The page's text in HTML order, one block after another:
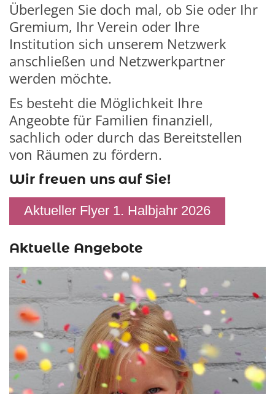
Überlegen Sie doch mal, ob Sie oder Ihr
Gremium, Ihr Verein oder Ihre
Institution sich unserem Netzwerk
anschließen und Netzwerkpartner
werden möchte.
Es besteht die Möglichkeit Ihre
Angeobte für Familien finanziell,
sachlich oder durch das Bereitstellen
von Räumen zu fördern.
Wir freuen uns auf Sie!
Aktueller Flyer 1. Halbjahr 2026
Aktuelle Angebote